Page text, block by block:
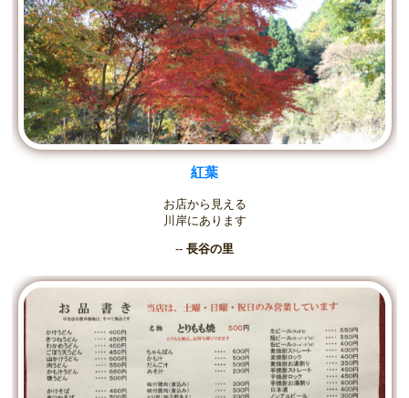
紅葉
お店から見える
川岸にあります
-- 長谷の里